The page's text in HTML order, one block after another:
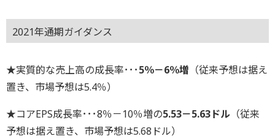
2021年通期ガイダンス
★実質的な売上高の成長率･･･5％－6％増 （従来予想は据え
置き、市場予想は5.4％）
★コアEPS成長率･･･8％－10％増の5.53－5.63ドル （従来
予想は据え置き、市場予想は5.68ドル）